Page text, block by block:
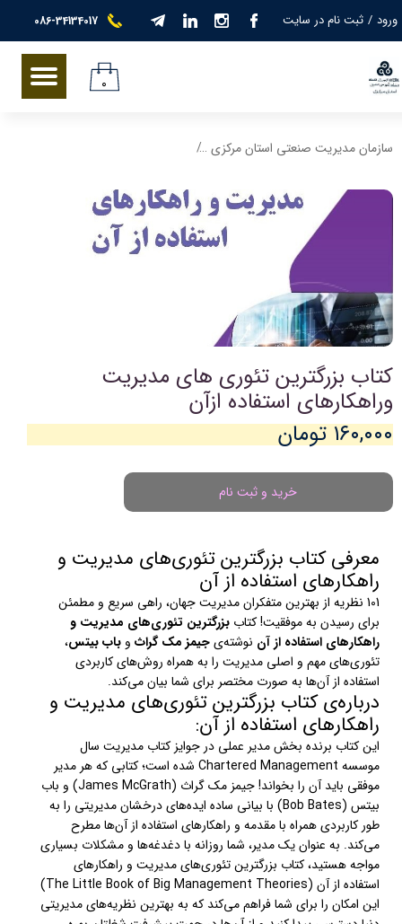
086-34134017 ورود / ثبت نام در سایت
حساب کاربری من
تغییر گذر واژه
۰
سازمان مدیریت صنعتی استان مرکزی
کتاب بزرگترین تئوری های مدیریت
وراهکارهای استفاده ازآن
۱۶۰,۰۰۰ تومان
خرید و ثبت نام
معرفی کتاب بزرگترین تئوری‌های مدیریت و
راهکارهای استفاده از آن
101 نظریه از بهترین متفکران مدیریت جهان، راهی سریع و مطمئن
برای رسیدن به موفقیت! کتاب بزرگترین تئوری‌های مدیریت و
راهکارهای استفاده از آن نوشته‌یجیمز مک گراث و باب بیتس،
تئوری‌های مهم و اصلی مدیریت را به همراه روش‌های کاربردی
استفاده از آن‌ها به صورت مختصر برای شما بیان می‌کند.
درباره‌ی کتاب بزرگترین تئوری‌های مدیریت و
راهکارهای استفاده از آن:
این کتاب برنده بخش مدیر عملی در جوایز کتاب مدیریت سال
موسسه Chartered Management شده است؛ کتابی که هر مدیر
موفقی باید آن را بخواند! جیمز مک گراث (James McGrath) و باب
بیتس (Bob Bates) با بیانی ساده ایده‌های درخشان مدیریتی را به
طور کاربردی همراه با مقدمه و راهکارهای استفاده از آن‌ها مطرح
می‌کند. به عنوان یک مدیر، شما روزانه با دغدغه‌ها و مشکلات بسیاری
مواجه هستید، کتاب بزرگترین تئوری‌های مدیریت و راهکارهای
استفاده از آن (The Little Book of Big Management Theories)
این امکان را برای شما فراهم می‌کند که به بهترین نظریه‌های مدیریتی